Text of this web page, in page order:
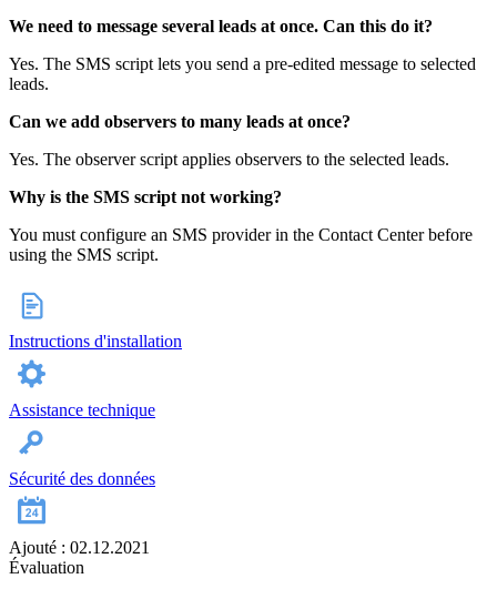
We need to message several leads at once. Can this do it?
Yes. The SMS script lets you send a pre‑edited message to selected
leads.
Can we add observers to many leads at once?
Yes. The observer script applies observers to the selected leads.
Why is the SMS script not working?
You must configure an SMS provider in the Contact Center before
using the SMS script.
Instructions d'installation
Assistance technique
Sécurité des données
Ajouté : 02.12.2021
Évaluation